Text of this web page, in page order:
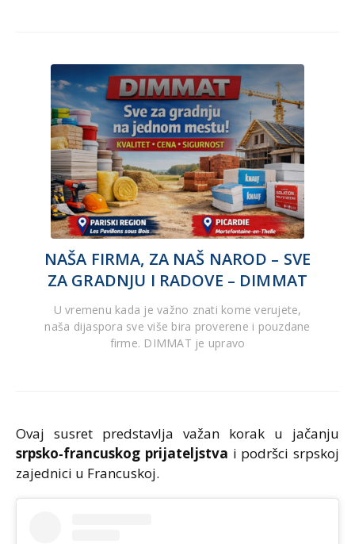
NAŠA FIRMA, ZA NAŠ NAROD – SVE
ZA GRADNJU I RADOVE – DIMMAT
U vremenu kada je važno znati kome verujete,
naša dijaspora sve više bira proverene i pouzdane
firme. DIMMAT je upravo
Ovaj susret predstavlja važan korak u jačanju
srpsko‑francuskog prijateljstva i podršci srpskoj
zajednici u Francuskoj.